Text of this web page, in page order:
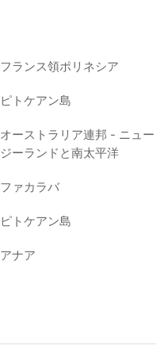
フランス領ポリネシア
ピトケアン島
オーストラリア連邦 - ニュー
ジーランドと南太平洋
ファカラバ
ピトケアン島
アナア